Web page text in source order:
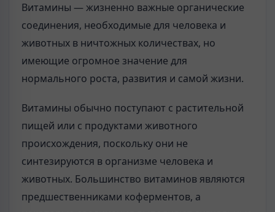
Витамины — жизненно важные органические
соединения, необходимые для человека и
животных в ничтожных количествах, но
имеющие огромное значение для
нормального роста, развития и самой жизни.
Витамины обычно поступают с растительной
пищей или с продуктами животного
происхождения, поскольку они не
синтезируются в организме человека и
животных. Большинство витаминов являются
предшественниками коферментов, а